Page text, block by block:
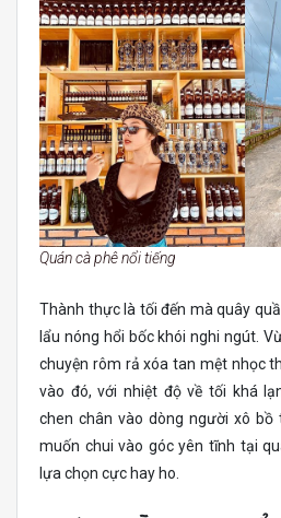
Quán cà phê nổi tiếng
Thành thực là tối đến mà quây
lẩu nóng hổi bốc khói nghi ngút.
chuyện rôm rả xóa tan mệt nhọc
vào đó, với nhiệt độ về tối khá
chen chân vào dòng người xô bồ
muốn chui vào góc yên tĩnh tại
lựa chọn cực hay ho.